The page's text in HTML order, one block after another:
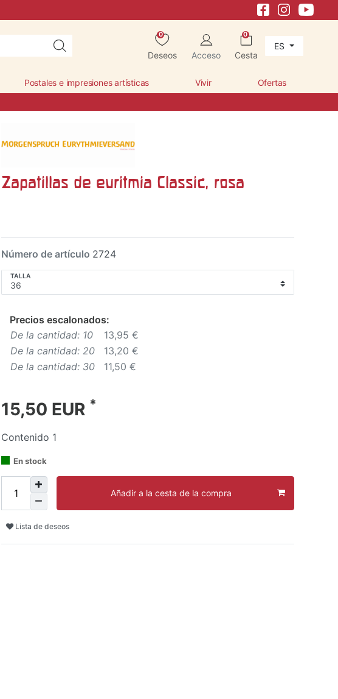
0
Deseos Acceso
0
Cesta
ES
Postales e impresiones artísticas Vivir Ofertas
Zapatillas de euritmia Classic, rosa
Número de artículo 2724
TALLA
Precios escalonados:
De la cantidad: 10
13,95 €
De la cantidad: 20
13,20 €
De la cantidad: 30
11,50 €
15,50 EUR *
Contenido 1
En stock
Añadir a la cesta de la compra
Lista de deseos